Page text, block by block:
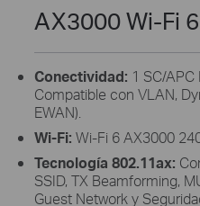
AX3000 Wi-Fi
Conectividad: 1 SC/
Compatible con VLAN,
EWAN).
Wi-Fi: Wi-Fi 6 AX3000
Tecnología 802.11ax:
SSID, TX Beamforming,
Guest Network y